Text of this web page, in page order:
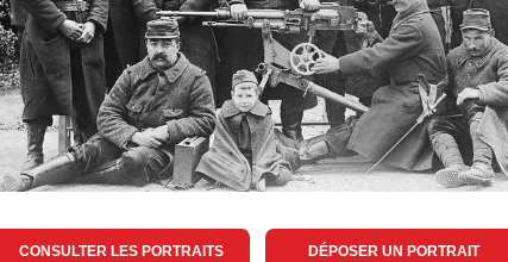
CONSULTER LES PORTRAITS DÉPOSER UN PORTRAIT